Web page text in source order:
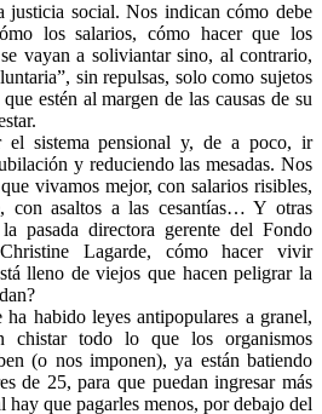
justicia social. Nos indican cómo debe
los salarios, cómo hacer que los
vayan a soliviantar sino, al contrario,
sin repulsas, solo como sujetos
estén al margen de las causas de su
el sistema pensional y, de a poco, ir
y reduciendo las mesadas. Nos
vivamos mejor, con salarios risibles,
con asaltos a las cesantías… Y otras
pasada directora gerente del Fondo
Lagarde, cómo hacer vivir
lleno de viejos que hacen peligrar la
ha habido leyes antipopulares a granel,
chistar todo lo que los organismos
(o nos imponen), ya están batiendo
de 25, para que puedan ingresar más
hay que pagarles menos, por debajo del